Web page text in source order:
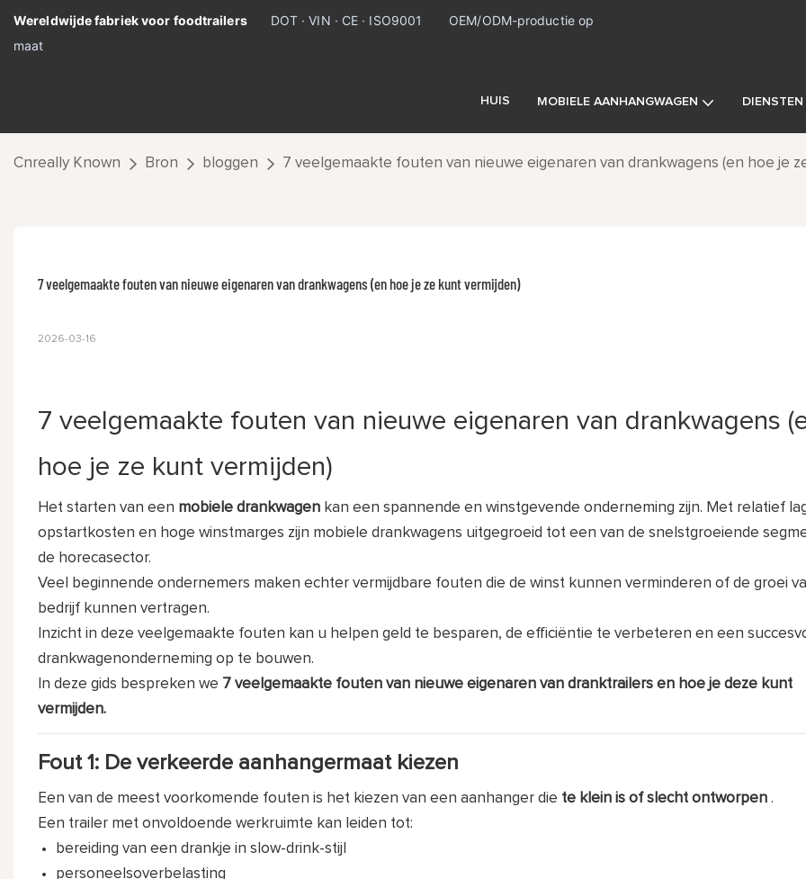
Wereldwijde fabriek voor foodtrailers DOT · VIN · CE · ISO9001
OEM/ODM-productie op
maat
HUIS MOBIELE AANHANGWAGEN DIENSTEN
Cnreally Known Bron bloggen 7 veelgemaakte fouten van nieuwe eigenaren van drankwagens (en hoe je
7 veelgemaakte fouten van nieuwe eigenaren van drankwagens (en hoe je ze kunt vermijden)
2026-03-16
7 veelgemaakte fouten van nieuwe eigenaren van drankwagens
hoe je ze kunt vermijden)
Het starten van een mobiele drankwagenkan een spannende en winstgevende onderneming zijn. Met relatief
opstartkosten en hoge winstmarges zijn mobiele drankwagens uitgegroeid tot een van de snelstgroeiende
de horecasector.
Veel beginnende ondernemers maken echter vermijdbare fouten die de winst kunnen verminderen of de groei
bedrijf kunnen vertragen.
Inzicht in deze veelgemaakte fouten kan u helpen geld te besparen, de efficiëntie te verbeteren en een
drankwagenonderneming op te bouwen.
In deze gids bespreken we 7 veelgemaakte fouten van nieuwe eigenaren van dranktrailers en hoe je deze kunt
vermijden.
Fout 1: De verkeerde aanhangermaat kiezen
Een van de meest voorkomende fouten is het kiezen van een aanhanger die te klein is of slecht ontworpen.
Een trailer met onvoldoende werkruimte kan leiden tot:
bereiding van een drankje in slow-drink-stijl
personeelsoverbelasting